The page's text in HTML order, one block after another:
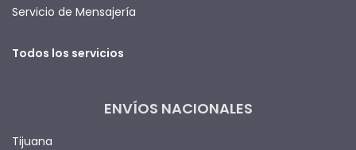
Servicio de Mensajería
Todos los servicios
ENVÍOS NACIONALES
Tijuana